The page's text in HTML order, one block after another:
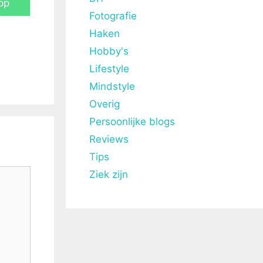
Fotografie
Haken
Hobby's
Lifestyle
Mindstyle
Overig
Persoonlijke blogs
Reviews
Tips
Ziek zijn